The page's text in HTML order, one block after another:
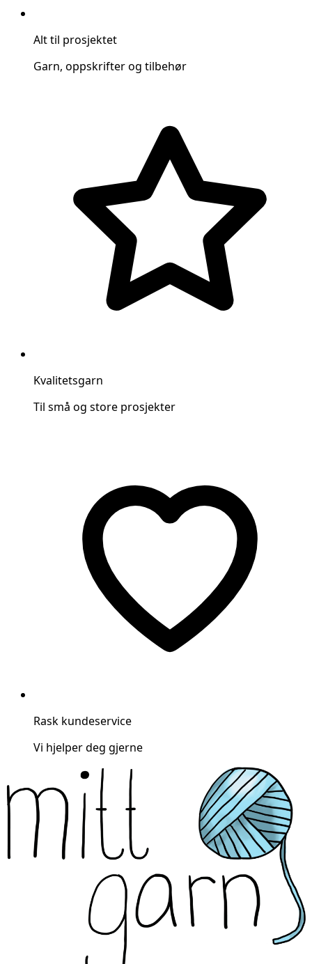
Alt til prosjektet
Garn, oppskrifter og tilbehør
Kvalitetsgarn
Til små og store prosjekter
Rask kundeservice
Vi hjelper deg gjerne